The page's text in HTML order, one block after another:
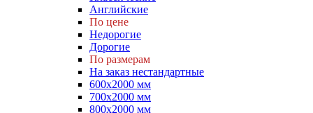
Английские
По цене
Недорогие
Дорогие
По размерам
На заказ нестандартные
600х2000 мм
700х2000 мм
800х2000 мм